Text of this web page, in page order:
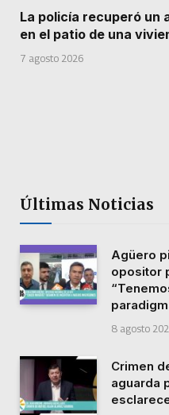
La policía recuperó un
en el patio de una
7 agosto 2026
Últimas Noticias
Agüero
opositor
8 agosto
Crimen
aguarda